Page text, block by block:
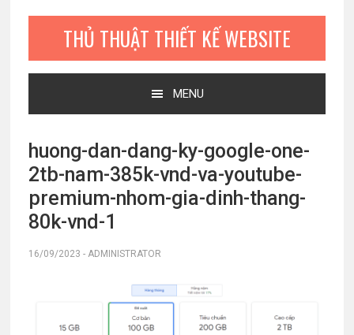
THỦ THUẬT THIẾT KẾ WEBSITE
MENU
huong-dan-dang-ky-google-one-
2tb-nam-385k-vnd-va-youtube-
premium-nhom-gia-dinh-thang-
80k-vnd-1
16/09/2023 - ADMINISTRATOR